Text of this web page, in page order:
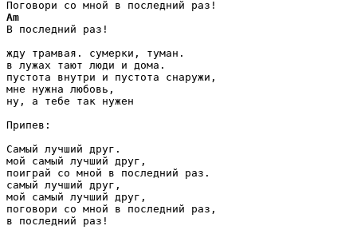
Am
В последний раз!
жду трамвая. сумерки, туман.
в лужах тают люди и дома.
пустота внутри и пустота снаружи,
мне нужна любовь,
ну, а тебе так нужен
Припев:
Самый лучший друг.
мой самый лучший друг,
поиграй со мной в последний раз.
самый лучший друг,
мой самый лучший друг,
поговори со мной в последний раз,
в последний раз!